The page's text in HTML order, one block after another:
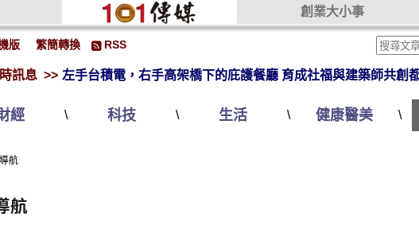
創業大小事
版 繁簡轉換 RSS
訊息 >> 左手台積電，右手高架橋下的庇護餐廳 育成社福與建築師共創
經 \ 科技 \ 生活 \ 健康醫美 \
航
航